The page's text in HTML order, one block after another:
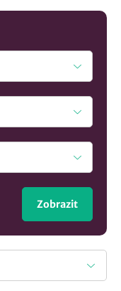
nás si vyberete.
Zobrazit